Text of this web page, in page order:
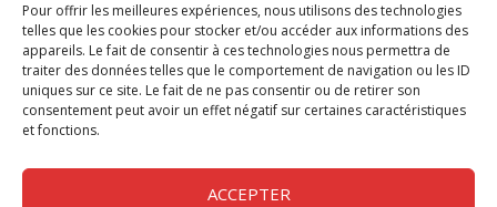
Pour offrir les meilleures expériences, nous utilisons des technologies
telles que les cookies pour stocker et/ou accéder aux informations des
appareils. Le fait de consentir à ces technologies nous permettra de
traiter des données telles que le comportement de navigation ou les ID
uniques sur ce site. Le fait de ne pas consentir ou de retirer son
consentement peut avoir un effet négatif sur certaines caractéristiques
et fonctions.
ACCEPTER
Chèque Compta
Chèque Emploi Spectacle
G-Pods
Profession Audio-visuel